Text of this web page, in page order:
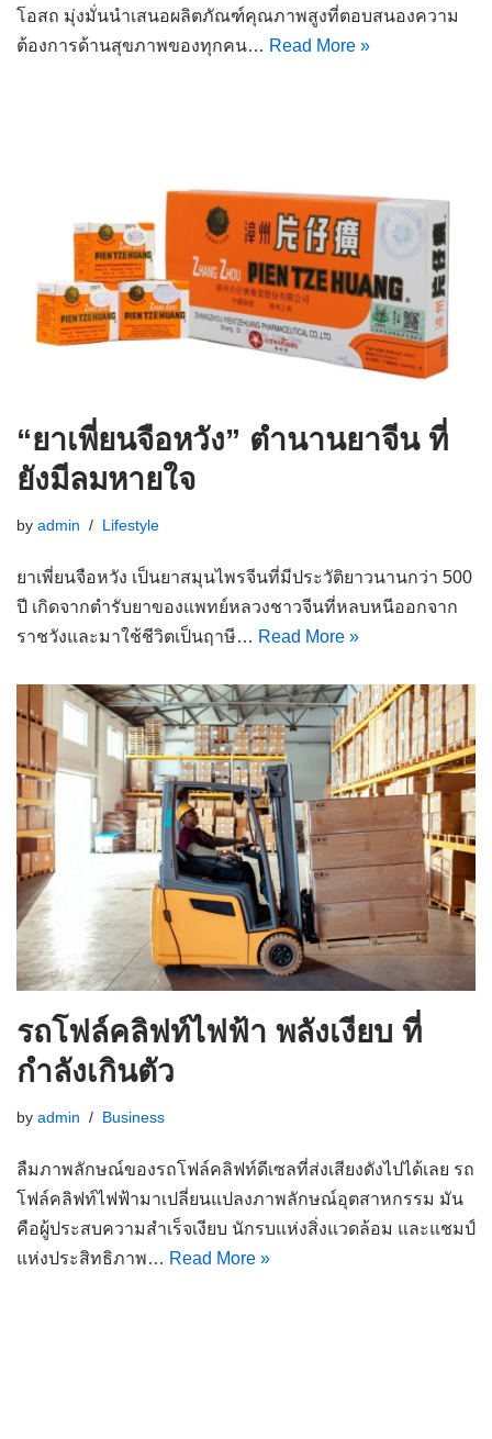
โอสถ มุ่งมั่นนำเสนอผลิตภัณฑ์คุณภาพสูงที่ตอบสนองความ
ต้องการด้านสุขภาพของทุกคน… Read More »
“ยาเพี่ยนจือหวัง” ตำนานยาจีน ที่
ยังมีลมหายใจ
by admin Lifestyle
ยาเพี่ยนจือหวัง เป็นยาสมุนไพรจีนที่มีประวัติยาวนานกว่า 500
ปี เกิดจากตำรับยาของแพทย์หลวงชาวจีนที่หลบหนีออกจาก
ราชวังและมาใช้ชีวิตเป็นฤาษี… Read More »
รถโฟล์คลิฟท์ไฟฟ้า พลังเงียบ ที่
กำลังเกินตัว
by admin Business
ลืมภาพลักษณ์ของรถโฟล์คลิฟท์ดีเซลที่ส่งเสียงดังไปได้เลย รถ
โฟล์คลิฟท์ไฟฟ้ามาเปลี่ยนแปลงภาพลักษณ์อุตสาหกรรม มัน
คือผู้ประสบความสำเร็จเงียบ นักรบแห่งสิ่งแวดล้อม และแชมป์
แห่งประสิทธิภาพ… Read More »